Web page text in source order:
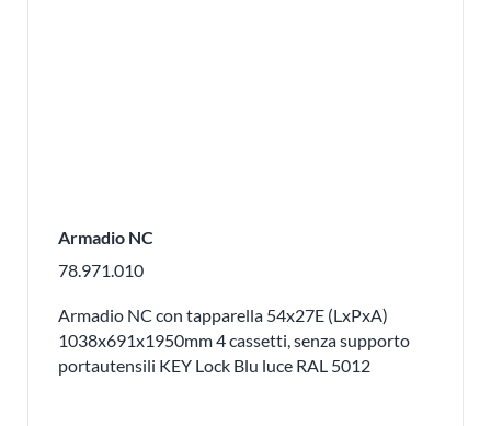
Armadio NC
78.971.010
Armadio NC con tapparella 54x27E (LxPxA)
1038x691x1950mm 4 cassetti, senza supporto
portautensili KEY Lock Blu luce RAL 5012